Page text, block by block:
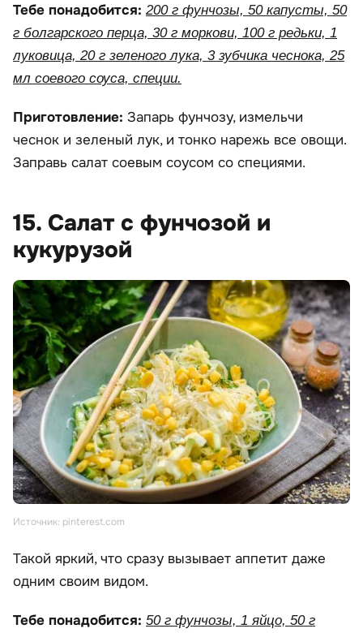
Тебе понадобится: 200 г фунчозы, 50 капусты, 50
г болгарского перца, 30 г моркови, 100 г редьки, 1
луковица, 20 г зеленого лука, 3 зубчика чеснока, 25
мл соевого соуса, специи.
Приготовление: Запарь фунчозу, измельчи
чеснок и зеленый лук, и тонко нарежь все овощи.
Заправь салат соевым соусом со специями.
15. Салат с фунчозой и
кукурузой
Источник: pinterest.com
Такой яркий, что сразу вызывает аппетит даже
одним своим видом.
Тебе понадобится: 50 г фунчозы, 1 яйцо, 50 г